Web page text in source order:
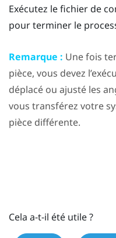
Exécutez le fichier de
pour terminer le
Remarque : Une fois
pièce, vous devez
déplacé ou ajusté les
vous transférez votre
pièce différente.
Cela a-t-il été utile ?